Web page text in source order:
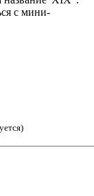
с мини-